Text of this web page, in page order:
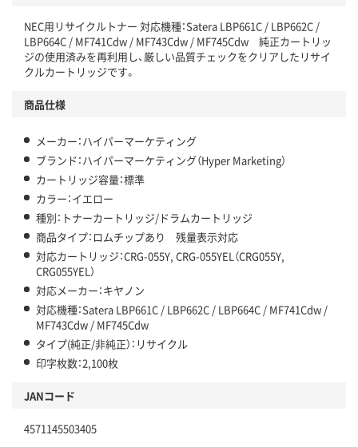
NEC用リサイクルトナー 対応機種：Satera LBP661C / LBP662C /
LBP664C / MF741Cdw / MF743Cdw / MF745Cdw 純正カートリッ
ジの使用済みを再利用し、厳しい品質チェックをクリアしたリサイ
クルカートリッジです。
商品仕様
メーカー：ハイパーマーケティング
ブランド：ハイパーマーケティング（Hyper Marketing）
カートリッジ容量：標準
カラー：イエロー
種別：トナーカートリッジ/ドラムカートリッジ
商品タイプ：ロムチップあり 残量表示対応
対応カートリッジ：CRG-055Y, CRG-055YEL（CRG055Y,
CRG055YEL）
対応メーカー：キヤノン
対応機種：Satera LBP661C / LBP662C / LBP664C / MF741Cdw /
MF743Cdw / MF745Cdw
タイプ(純正/非純正）：リサイクル
印字枚数：2,100枚
JANコード
4571145503405